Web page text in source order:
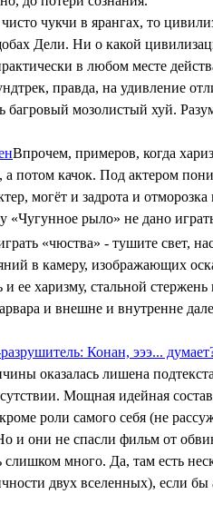
чукчи в ярангах, то
Дели. Ни о какой
в любом месте
правда, на
мозолистый хуй.
Впрочем, примеров, когда
потом качок. Под актером
могёт и задрота и
«Чугунное рыло» не дано
«чюства» - тушите свет,
в камеру, изображающих
ее харизму, стальной
и внешне и внутренне
Конан, эээ...
оказалась лишена
Мощная идейная
роли самого себя (не
и они не спасли фильм от
много. Да, там есть
двух вселенных), если бы